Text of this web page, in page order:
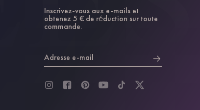
Inscrivez-vous aux e-mails et
obtenez 5 € de réduction sur toute
commande.
Adresse e-mail